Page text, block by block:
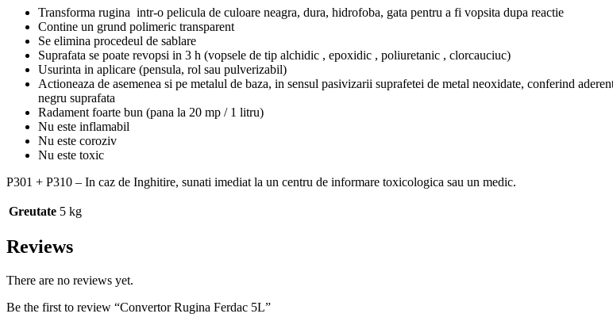
Transforma rugina intr-o pelicula de culoare neagra, dura, hidrofoba, gata pentru a fi vopsita dupa reactie
Contine un grund polimeric transparent
Se elimina procedeul de sablare
Suprafata se poate revopsi in 3 h (vopsele de tip alchidic , epoxidic , poliuretanic , clorcauciuc)
Usurinta in aplicare (pensula, rol sau pulverizabil)
Actioneaza de asemenea si pe metalul de baza, in sensul pasivizarii suprafetei de metal neoxidate, conferind
negru suprafata
Radament foarte bun (pana la 20 mp / 1 litru)
Nu este inflamabil
Nu este coroziv
Nu este toxic
P301 + P310 – In caz de Inghitire, sunati imediat la un centru de informare toxicologica sau un medic.
Greutate 5 kg
Reviews
There are no reviews yet.
Be the first to review “Convertor Rugina Ferdac 5L”